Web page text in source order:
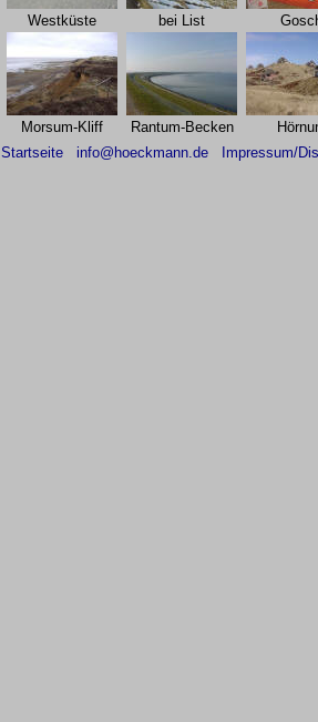
Westküste bei List
Morsum-Kliff Rantum-Becken
Startseite
info@hoeckmann.de Impressum/